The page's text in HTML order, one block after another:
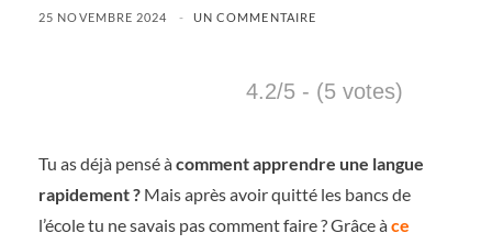
25 NOVEMBRE 2024 UN COMMENTAIRE
4.2/5 - (5 votes)
Tu as déjà pensé àcomment apprendre une langue
rapidement ? Mais après avoir quitté les bancs de
l’école tu ne savais pas comment faire ? Grâce àce